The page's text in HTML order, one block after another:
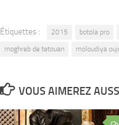
Étiquettes : 2015 botola pro
moghreb de tetouan
moloudiya
VOUS AIMEREZ